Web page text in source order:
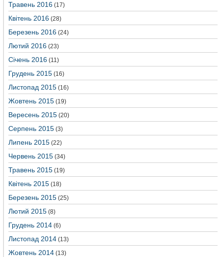
Травень 2016 (17)
Квітень 2016 (28)
Березень 2016 (24)
Лютий 2016 (23)
Січень 2016 (11)
Грудень 2015 (16)
Листопад 2015 (16)
Жовтень 2015 (19)
Вересень 2015 (20)
Серпень 2015 (3)
Липень 2015 (22)
Червень 2015 (34)
Травень 2015 (19)
Квітень 2015 (18)
Березень 2015 (25)
Лютий 2015 (8)
Грудень 2014 (6)
Листопад 2014 (13)
Жовтень 2014 (13)